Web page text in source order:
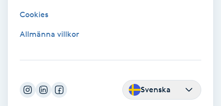
Fransborttagning
Fransfärgning
Fransförlängning Megavolym
Cookies
Allmänna villkor
Svenska